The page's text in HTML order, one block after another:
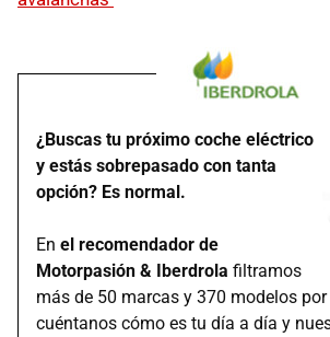
¿Buscas tu próximo coche eléctrico
y estás sobrepasado con tanta
opción? Es normal.
En el recomendador de
Motorpasión & Iberdrola filtramos
más de 50 marcas y 370 modelos
cuéntanos cómo es tu día a día y